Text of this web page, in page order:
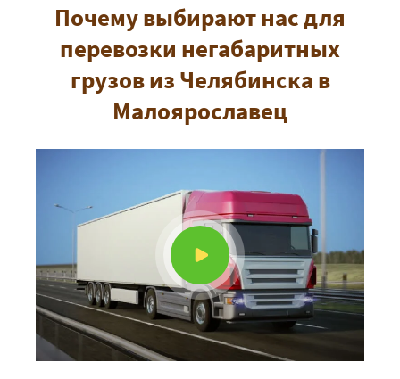
Почему выбирают нас для
перевозки негабаритных
грузов из Челябинска в
Малоярославец